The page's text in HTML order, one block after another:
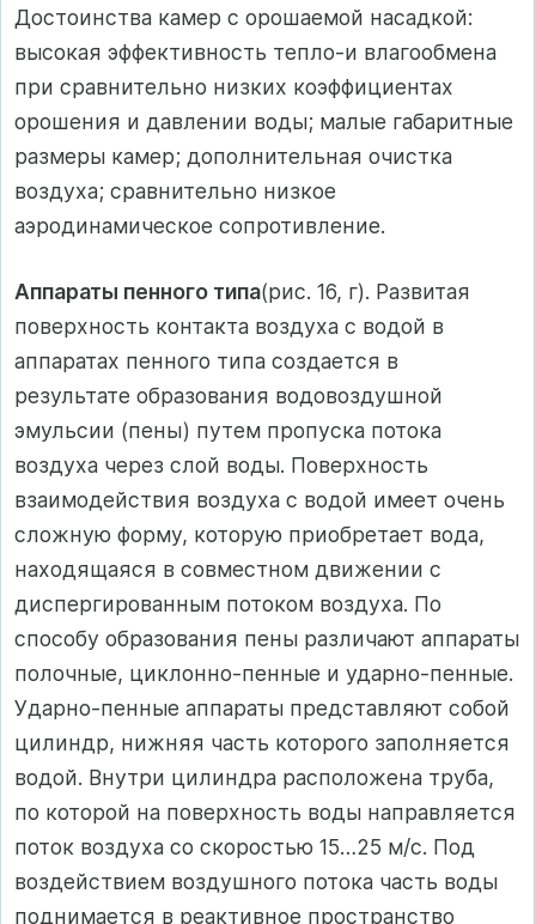
Достоинства камер с орошаемой насадкой:
высокая эффективность тепло-и влагообмена
при сравнительно низких коэффициентах
орошения и давлении воды; малые габаритные
размеры камер; дополнительная очистка
воздуха; сравнительно низкое
аэродинамическое сопротивление.
Аппараты пенного типа(рис. 16, г). Развитая
поверхность контакта воздуха с водой в
аппаратах пенного типа создается в
результате образования водовоздушной
эмульсии (пены) путем пропуска потока
воздуха через слой воды. Поверхность
взаимодействия воздуха с водой имеет очень
сложную форму, которую приобретает вода,
находящаяся в совместном движении с
диспергированным потоком воздуха. По
способу образования пены различают аппараты
полочные, циклонно-пенные и ударно-пенные.
Ударно-пенные аппараты представляют собой
цилиндр, нижняя часть которого заполняется
водой. Внутри цилиндра расположена труба,
по которой на поверхность воды направляется
поток воздуха со скоростью 15…25 м/с. Под
воздействием воздушного потока часть воды
поднимается в реактивное пространство